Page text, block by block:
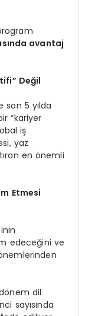
avantaj
Değil
son 5 yılda
“kariyer
iş
yaz
en önemli
Etmesi
edeceğini ve
dil
sayısında